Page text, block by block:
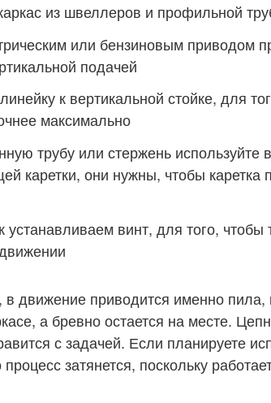
из швеллеров и профильной
или бензиновым приводом
подачей
к вертикальной стойке, для
максимально
трубу или стержень используйте
каретки, они нужны, чтобы каретка
устанавливаем винт, для того,
в движение приводится именно пила,
а бревно остается на месте.
с задачей. Если планируете
затянется, поскольку